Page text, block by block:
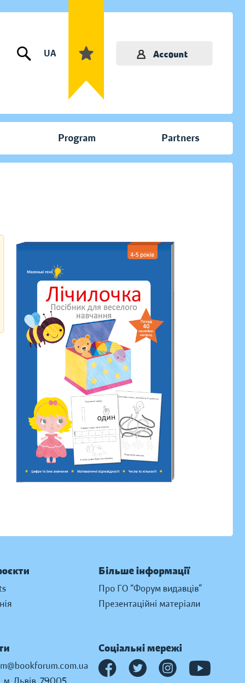
UA Account
Program Partners
Більше інформації
Про ГО “Форум видавців”
Презентаційні матеріали
Соціальні мережі